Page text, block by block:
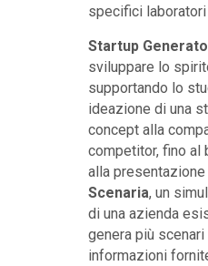
specifici laboratori
Startup
sviluppare lo
supportando lo
ideazione di una
concept alla
competitor, fino al
alla
Scenaria, un
di una azienda
genera più
informazioni